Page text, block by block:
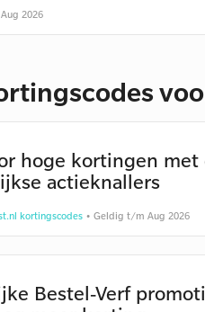
2026
hoge kortingen met
actieknallers
kortingscodes• Geldig t/m Aug 2026
Bestel-Verf